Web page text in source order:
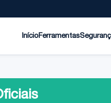
InícioFerramentas